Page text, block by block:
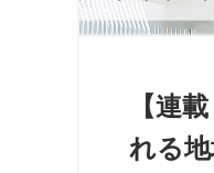
【連
れる